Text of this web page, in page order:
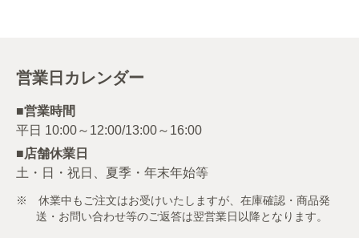
営業日カレンダー
■営業時間
■店舗休業日
土・日・祝日、夏季・年末年始等
※ 休業中もご注文はお受けいたしますが、在庫確認・商品発
送・お問い合わせ等のご返答は翌営業日以降となります。